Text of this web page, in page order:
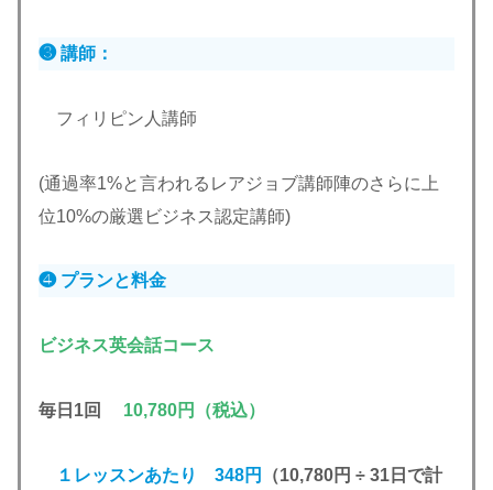
❸ 講師：
フィリピン人講師
(通過率1%と言われるレアジョブ講師陣のさらに上
位10%の厳選ビジネス認定講師)
❹ プランと料金
ビジネス英会話コース
毎日1回 10,780円（税込）
１レッスンあたり 348円
（10,780円 ÷ 31日で計